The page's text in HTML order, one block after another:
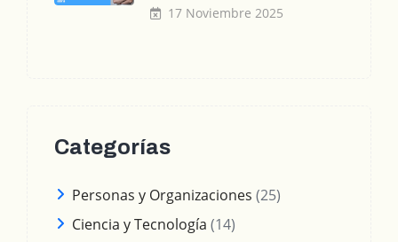
17 Noviembre 2025
Categorías
Personas y Organizaciones (25)
Ciencia y Tecnología (14)